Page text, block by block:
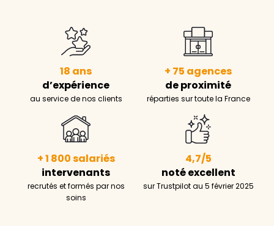
18 ans
d’expérience
au service de nos clients
+ 75 agences
de proximité
réparties sur toute la France
+ 1 800 salariés
intervenants
recrutés et formés par nos
soins
4,7/5
noté excellent
sur Trustpilot au 5 février 2025